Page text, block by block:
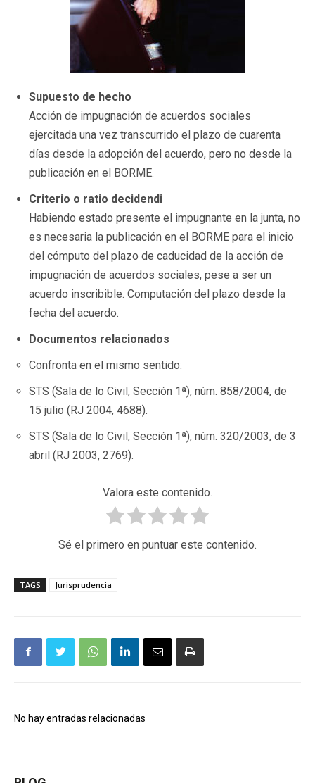
Supuesto de hecho
Acción de impugnación de acuerdos sociales
ejercitada una vez transcurrido el plazo de cuarenta
días desde la adopción del acuerdo, pero no desde la
publicación en el BORME.
Criterio o ratio decidendi
Habiendo estado presente el impugnante en la junta, no
es necesaria la publicación en el BORME para el inicio
del cómputo del plazo de caducidad de la acción de
impugnación de acuerdos sociales, pese a ser un
acuerdo inscribible. Computación del plazo desde la
fecha del acuerdo.
Documentos relacionados
Confronta en el mismo sentido:
STS (Sala de lo Civil, Sección 1ª), núm. 858/2004, de
15 julio (RJ 2004, 4688).
STS (Sala de lo Civil, Sección 1ª), núm. 320/2003, de 3
abril (RJ 2003, 2769).
Valora este contenido.
Sé el primero en puntuar este contenido.
TAGS Jurisprudencia
No hay entradas relacionadas